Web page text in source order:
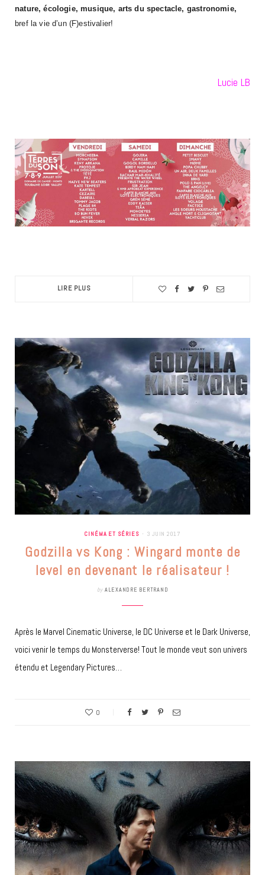
nature, écologie, musique, arts du spectacle, gastronomie,
bref la vie d’un (F)estivalier!
Lucie LB
LIRE PLUS
CINÉMA ET SÉRIES 3 JUIN 2017
Godzilla vs Kong : Wingard monte de
level en devenant le réalisateur !
by ALEXANDRE BERTRAND
Après le Marvel Cinematic Universe, le DC Universe et le Dark Universe,
voici venir le temps du Monsterverse! Tout le monde veut son univers
étendu et Legendary Pictures…
0